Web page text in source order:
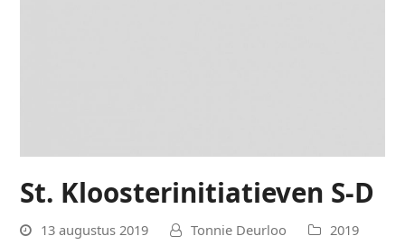
St. Kloosterinitiatieven S-D
13 augustus 2019 Tonnie Deurloo 2019